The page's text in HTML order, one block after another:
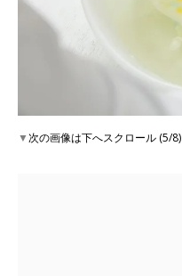
▼次の画像は下へスクロール (5/8)